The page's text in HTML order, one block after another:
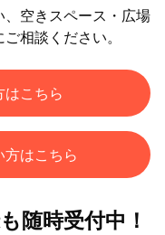
空きスペース・広場
相談ください。
こちら
はこちら
随時受付中！